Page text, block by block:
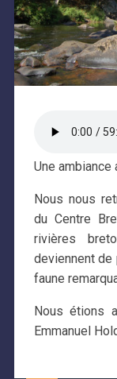
Une
Nous nous
du Centre
rivières
deviennent
faune
Nous étions
Emmanuel